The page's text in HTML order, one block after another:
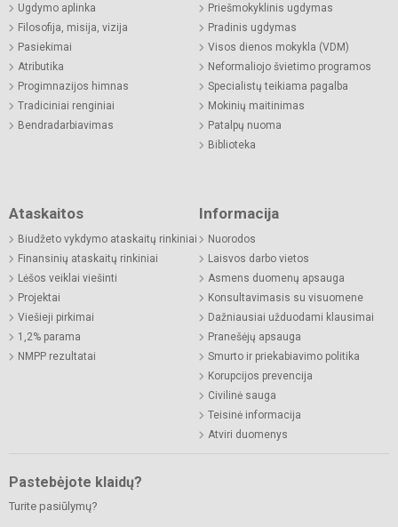
Ugdymo aplinka
Filosofija, misija, vizija
Pasiekimai
Atributika
Progimnazijos himnas
Tradiciniai renginiai
Bendradarbiavimas
Priešmokyklinis ugdymas
Pradinis ugdymas
Visos dienos mokykla (VDM)
Neformaliojo švietimo programos
Specialistų teikiama pagalba
Mokinių maitinimas
Patalpų nuoma
Biblioteka
Ataskaitos
Biudžeto vykdymo ataskaitų rinkiniai
Finansinių ataskaitų rinkiniai
Lėšos veiklai viešinti
Projektai
Viešieji pirkimai
1,2% parama
NMPP rezultatai
Informacija
Nuorodos
Laisvos darbo vietos
Asmens duomenų apsauga
Konsultavimasis su visuomene
Dažniausiai užduodami klausimai
Pranešėjų apsauga
Smurto ir priekabiavimo politika
Korupcijos prevencija
Civilinė sauga
Teisinė informacija
Atviri duomenys
Pastebėjote klaidų?
Turite pasiūlymų?